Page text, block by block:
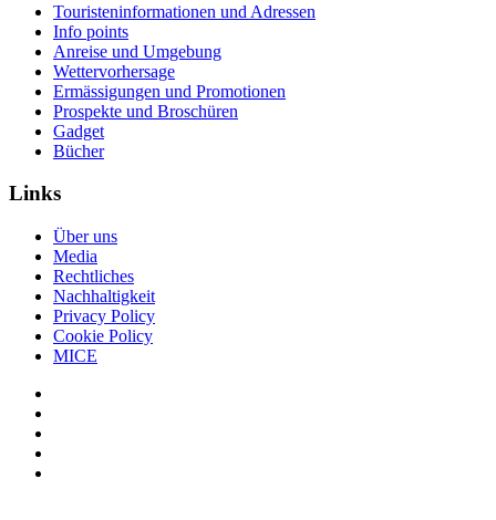
Touristeninformationen und Adressen
Info points
Anreise und Umgebung
Wettervorhersage
Ermässigungen und Promotionen
Prospekte und Broschüren
Gadget
Bücher
Links
Über uns
Media
Rechtliches
Nachhaltigkeit
Privacy Policy
Cookie Policy
MICE